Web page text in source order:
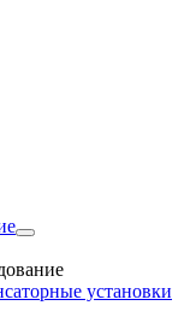
установки